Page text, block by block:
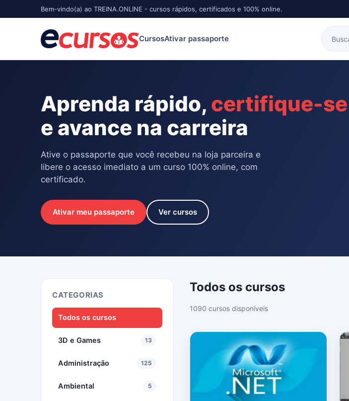
Bem-vindo(a) ao TREINA.ONLINE - cursos rápidos, certificados e 100% online.
CursosAtivar passaporte
Aprenda rápido, certifique-se
e avance na carreira
Ative o passaporte que você recebeu na loja parceira e
libere o acesso imediato a um curso 100% online, com
certificado.
Ativar meu passaporte Ver cursos
CATEGORIAS
Todos os cursos
3D e Games 13
Administração 125
Ambiental 5
Todos os cursos
1090 cursos disponíveis